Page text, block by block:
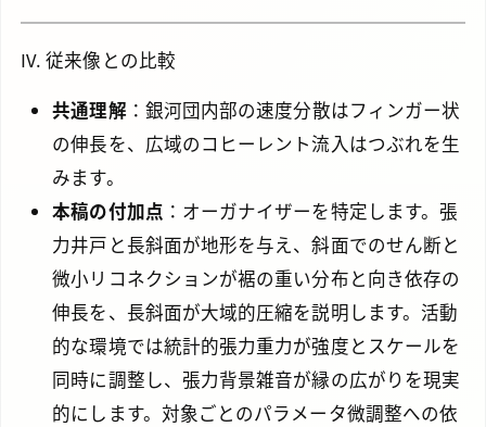
IV. 従来像との比較
共通理解 ：銀河団内部の速度分散はフィンガー状
の伸長を、広域のコヒーレント流入はつぶれを生
みます。
本稿の付加点 ：オーガナイザーを特定します。張
力井戸と長斜面が地形を与え、斜面でのせん断と
微小リコネクションが裾の重い分布と向き依存の
伸長を、長斜面が大域的圧縮を説明します。活動
的な環境では統計的張力重力が強度とスケールを
同時に調整し、張力背景雑音が縁の広がりを現実
的にします。対象ごとのパラメータ微調整への依